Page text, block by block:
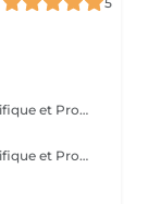
Diagnostique, Shampooing Traitant, Soin Spécifique et Produits Coiffants inclus
Diagnostique, Shampooing Traitant, Soin Spécifique et Produits Coiffants inclus